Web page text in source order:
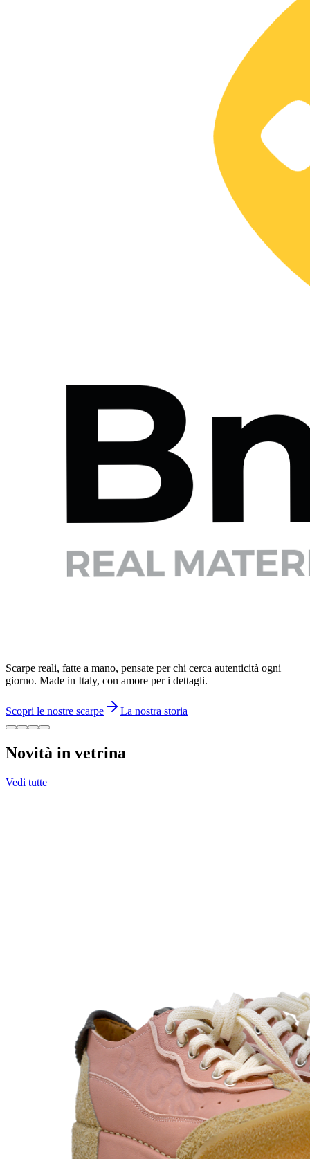
Scarpe reali, fatte a mano, pensate per chi cerca autenticità ogni
giorno. Made in Italy, con amore per i dettagli.
Scopri le nostre scarpe La nostra storia
Novità in vetrina
Vedi tutte